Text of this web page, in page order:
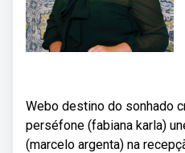
Webo destino do sonhado
perséfone (fabiana karla)
(marcelo argenta) na